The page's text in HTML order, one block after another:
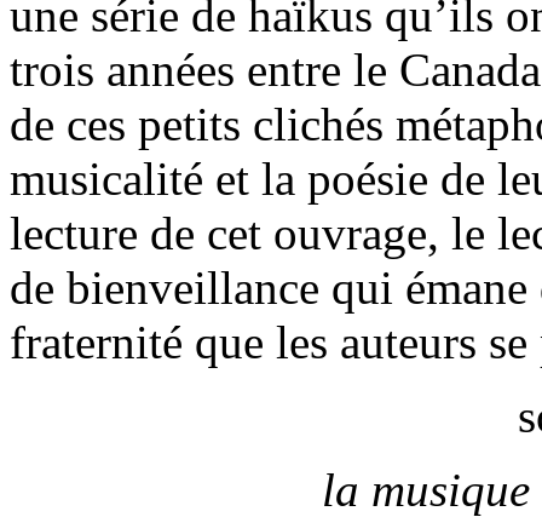
une série de haïkus qu’ils
trois années entre le
de ces petits clichés
musicalité et la poésie de
lecture de cet ouvrage, le
de bienveillance qui émane
fraternité que les auteurs
la